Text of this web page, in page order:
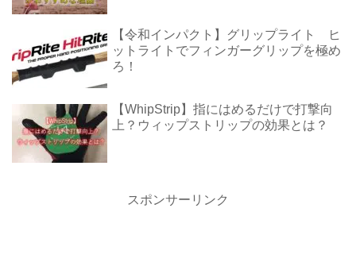
【令和インパクト】グリップライト ヒ
ットライトでフィンガーグリップを極め
ろ！
【WhipStrip】指にはめるだけで打撃向
上？ウィップストリップの効果とは？
スポンサーリンク